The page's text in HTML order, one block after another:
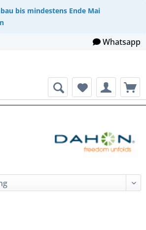
bis mindestens Ende Mai
Whatsapp